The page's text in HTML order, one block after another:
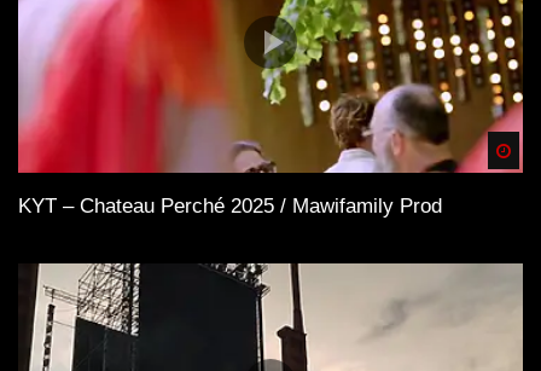
KYT – Chateau Perché 2025 / Mawifamily Prod